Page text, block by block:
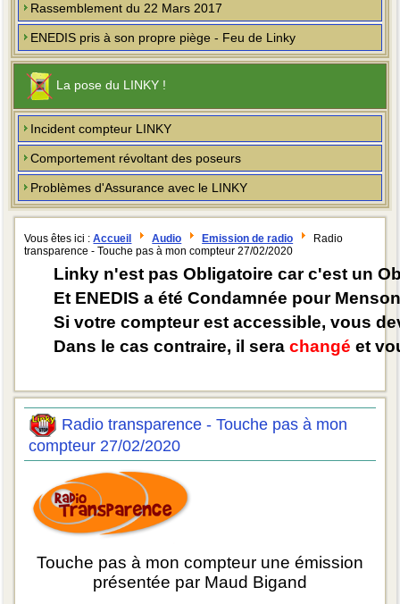
Rassemblement du 22 Mars 2017
ENEDIS pris à son propre piège - Feu de Linky
La pose du LINKY !
Incident compteur LINKY
Comportement révoltant des poseurs
Problèmes d'Assurance avec le LINKY
Vous êtes ici :Accueil Audio Emission de radio
Radio
transparence - Touche pas à mon compteur 27/02/2020
Linky n'est pas Obligatoire car c'est un
Et ENEDIS a été Condamnée pour
Si votre compteur est accessible, vous
Dans le cas contraire, il serachangé et
Radio transparence - Touche pas à mon
compteur 27/02/2020
Touche pas à mon compteur une émission
présentée par Maud Bigand